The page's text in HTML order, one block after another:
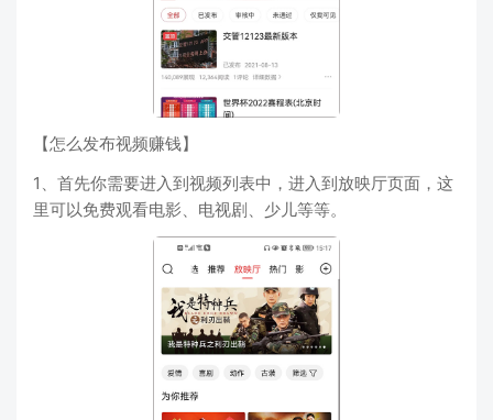
【怎么发布视频赚钱】
1、首先你需要进入到视频列表中，进入到放映厅页面，这
里可以免费观看电影、电视剧、少儿等等。